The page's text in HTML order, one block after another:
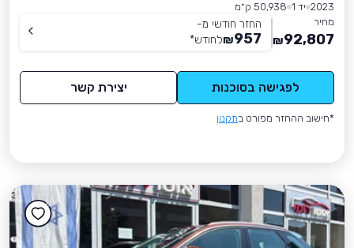
2023 יד 1
50,938 ק״מ
מחיר
92,807
₪
החזר חודשי מ-
957
₪לחודש*
לפגישה בסוכנות יצירת קשר
*חישוב ההחזר מפורט בתקנון